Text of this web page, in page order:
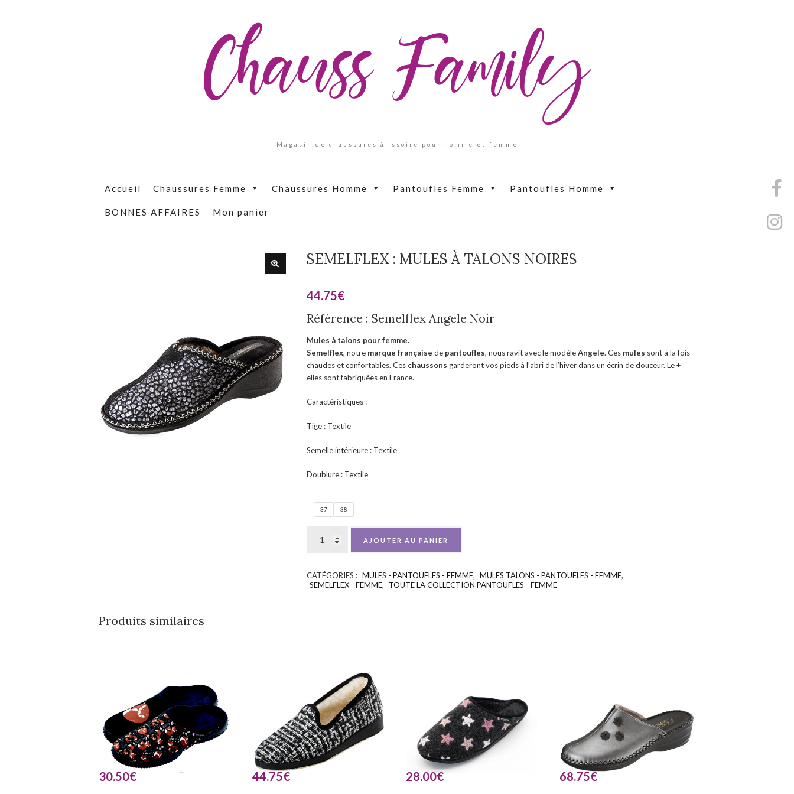
Chauss Family
Magasin de chaussures à Issoire pour homme et femme
Accueil Chaussures Femme Chaussures Homme Pantoufles Femme Pantoufles Homme
BONNES AFFAIRES Mon panier
SEMELFLEX : MULES À TALONS NOIRES
44.75€
Référence : Semelflex Angele Noir
Mules à talons pour femme.
Semelflex, notre marque française de pantoufles, nous ravit avec le modèleAngele. Ces mules sont à la fois
chaudes et confortables. Ces chaussons garderont vos pieds à l’abri de l’hiver dans un écrin de douceur. Le +
elles sont fabriquées en France.
Caractéristiques :
Tige : Textile
Semelle intérieure : Textile
Doublure : Textile
37 38
AJOUTER AU PANIER
CATÉGORIES : MULES - PANTOUFLES - FEMME, MULES TALONS - PANTOUFLES - FEMME,
SEMELFLEX - FEMME, TOUTE LA COLLECTION PANTOUFLES - FEMME
Produits similaires
30.50€ 44.75€ 28.00€ 68.75€